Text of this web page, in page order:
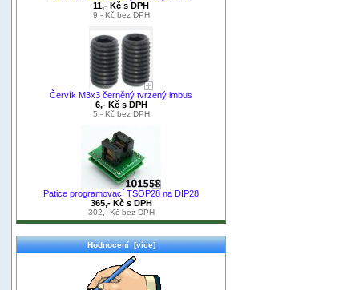
11,- Kč s DPH
9,- Kč bez DPH
Červík M3x3 černěný tvrzený imbus
6,- Kč s DPH
5,- Kč bez DPH
Patice programovací TSOP28 na DIP28
365,- Kč s DPH
302,- Kč bez DPH
Hodnocení [více]